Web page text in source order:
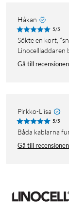
Håkan
5/5
Sökte en kort, ”snabb” lösning, tillsammans med
Linocellladdaren
Gå till recensionen
Pirkko-Liisa
5/5
Båda kablarna
Gå till recensionen